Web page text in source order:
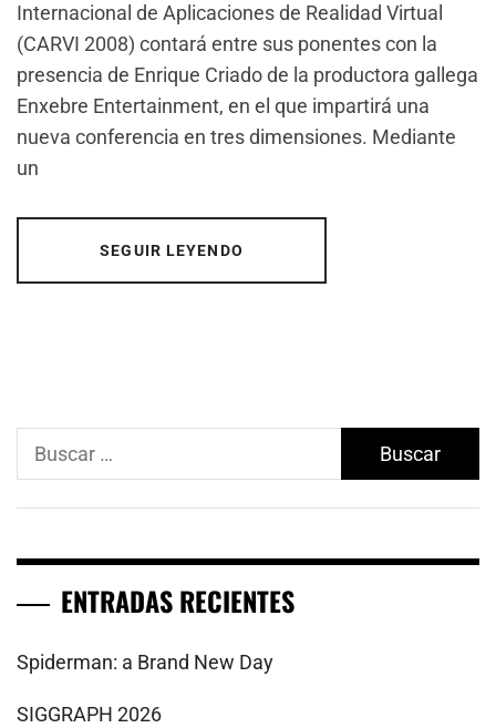
Internacional de Aplicaciones de Realidad Virtual
(CARVI 2008) contará entre sus ponentes con la
presencia de Enrique Criado de la productora gallega
Enxebre Entertainment, en el que impartirá una
nueva conferencia en tres dimensiones. Mediante
un
SEGUIR LEYENDO
Buscar:
ENTRADAS RECIENTES
Spiderman: a Brand New Day
SIGGRAPH 2026